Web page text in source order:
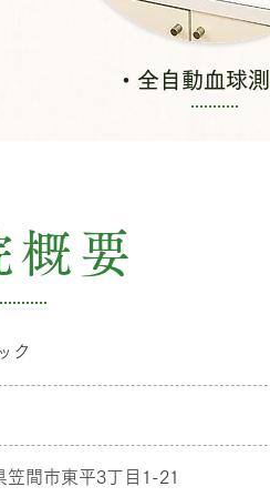
・全自動血球
概要
ク
笠間市東平3丁目1-21